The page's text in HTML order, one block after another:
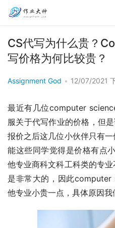
CS代写为什么贵？
写价格为何比较贵？
Assignment God • 12/07/2021
最近有几位computer
服关于代写作业的价格，但
报价之后这几位小伙伴只有
能这些同学觉得是价格有点
他专业商科文科工科类的专
是非常大的，因此
他专业小贵一点，具体原因我